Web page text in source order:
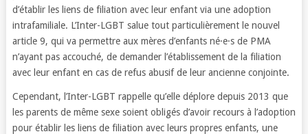
d’établir les liens de filiation avec leur enfant via une adoption
intrafamiliale. L’Inter-LGBT salue tout particulièrement le nouvel
article 9, qui va permettre aux mères d’enfants né·e·s de PMA
n’ayant pas accouché, de demander l’établissement de la filiation
avec leur enfant en cas de refus abusif de leur ancienne conjointe.
Cependant, l’Inter-LGBT rappelle qu’elle déplore depuis 2013 que
les parents de même sexe soient obligés d’avoir recours à l’adoption
pour établir les liens de filiation avec leurs propres enfants, une